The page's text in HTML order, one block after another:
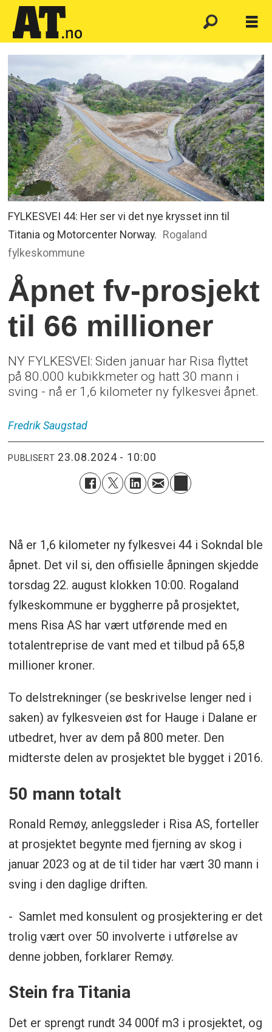
FYLKESVEI 44: Her ser vi det nye krysset inn til
Titania og Motorcenter Norway. Rogaland
fylkeskommune
Åpnet fv-prosjekt
til 66 millioner
NY FYLKESVEI: Siden januar har Risa flyttet
på 80.000 kubikkmeter og hatt 30 mann i
sving - nå er 1,6 kilometer ny fylkesvei åpnet.
Fredrik Saugstad
PUBLISERT 23.08.2024 - 10:00
Nå er 1,6 kilometer ny fylkesvei 44 i Sokndal ble
åpnet. Det vil si, den offisielle åpningen skjedde
torsdag 22. august klokken 10:00. Rogaland
fylkeskommune er byggherre på prosjektet,
mens Risa AS har vært utførende med en
totalentreprise de vant med et tilbud på 65,8
millioner kroner.
To delstrekninger (se beskrivelse lenger ned i
saken) av fylkesveien øst for Hauge i Dalane er
utbedret, hver av dem på 800 meter. Den
midterste delen av prosjektet ble bygget i 2016.
50 mann totalt
Ronald Remøy, anleggsleder i Risa AS, forteller
at prosjektet begynte med fjerning av skog i
januar 2023 og at de til tider har vært 30 mann i
sving i den daglige driften.
- Samlet med konsulent og prosjektering er det
trolig vært over 50 involverte i utførelse av
denne jobben, forklarer Remøy.
Stein fra Titania
Det er sprengt rundt 34 000f m3 i prosjektet, og